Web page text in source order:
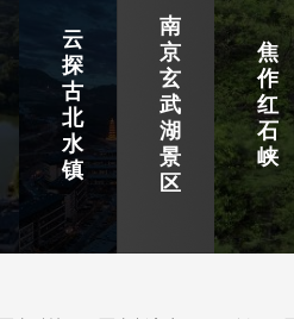
云
探
古
北
水
镇
南
京
玄
武
湖
景
区
焦
作
红
石
峡